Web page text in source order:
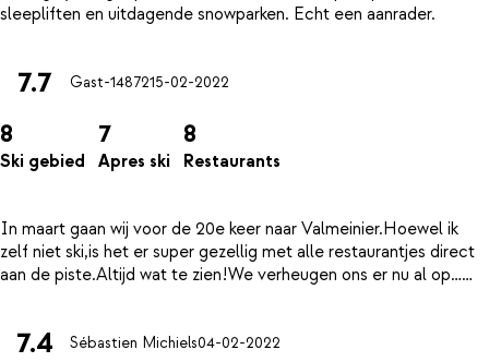
7.7 Gast-1487215-02-2022
8
Ski gebied
7
Apres ski
8
Restaurants
In maart gaan wij voor de 20e keer naar Valmeinier.Hoewel ik
zelf niet ski,is het er super gezellig met alle restaurantjes direct
7.4 Sébastien Michiels04-02-2022